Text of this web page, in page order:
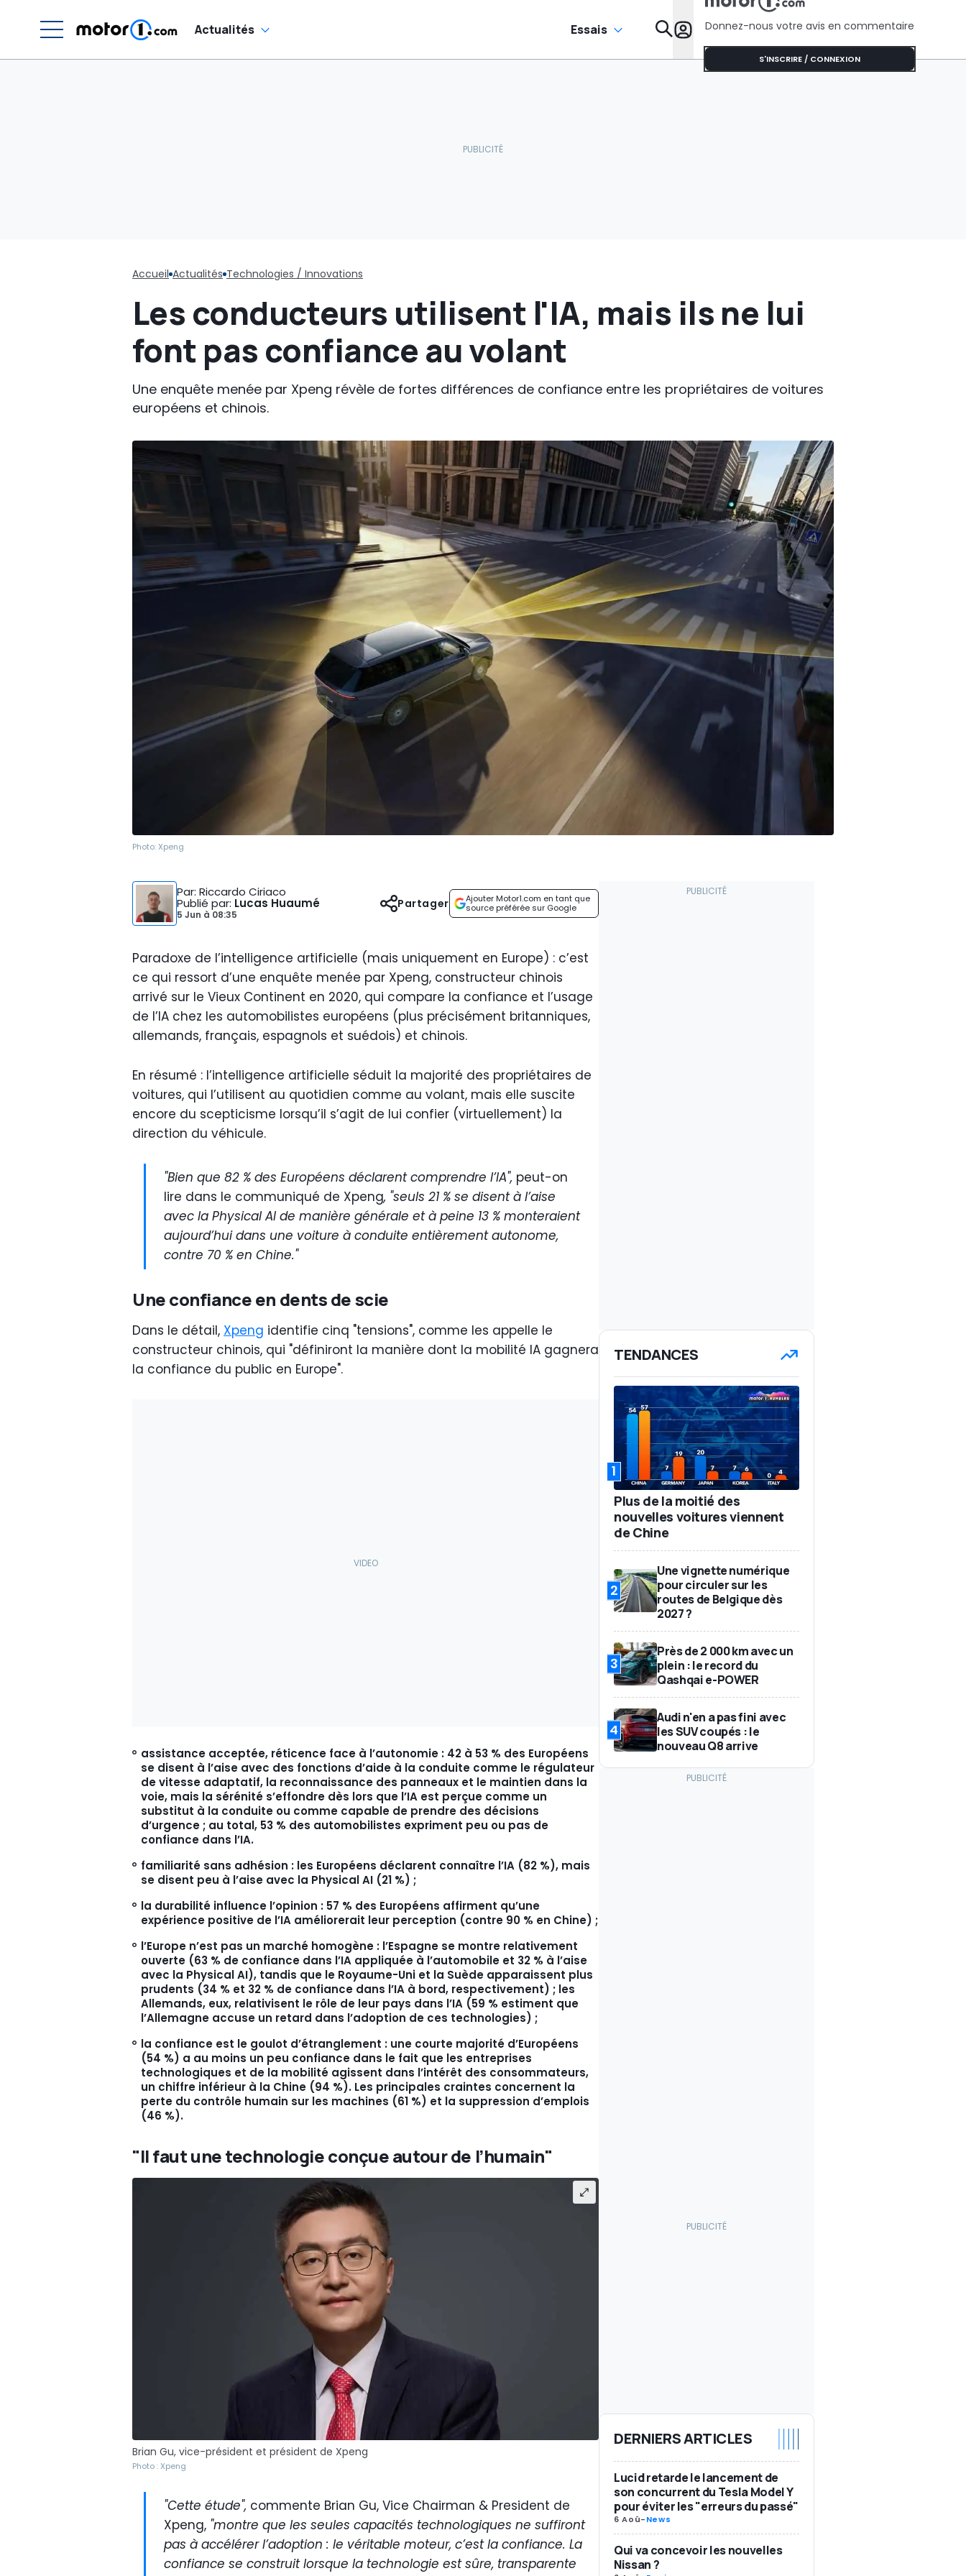
Actualités Essais Donnez-nous votre avis en commentaire
S'INSCRIRE / CONNEXION
Accueil Actualités Technologies / Innovations
Les conducteurs utilisent l'IA, mais ils ne lui
font pas confiance au volant
Une enquête menée par Xpeng révèle de fortes différences de confiance entre les propriétaires de voitures
européens et chinois.
Photo:Xpeng
Par: Riccardo Ciriaco
Publié par: Lucas Huaumé
5 Jun à 08:35
Ajouter Motor1.com en tant que
source préférée sur Google
Partager
Paradoxe de l’intelligence artificielle (mais uniquement en Europe) : c’est
ce qui ressort d’une enquête menée par Xpeng, constructeur chinois
arrivé sur le Vieux Continent en 2020, qui compare la confiance et l’usage
de l’IA chez les automobilistes européens (plus précisément britanniques,
allemands, français, espagnols et suédois) et chinois.
En résumé : l’intelligence artificielle séduit la majorité des propriétaires de
voitures, qui l’utilisent au quotidien comme au volant, mais elle suscite
encore du scepticisme lorsqu’il s’agit de lui confier (virtuellement) la
direction du véhicule.
"Bien que 82 % des Européens déclarent comprendre l’IA", peut-on
lire dans le communiqué de Xpeng, "seuls 21 % se disent à l’aise
avec la Physical AI de manière générale et à peine 13 % monteraient
aujourd’hui dans une voiture à conduite entièrement autonome,
contre 70 % en Chine."
Une confiance en dents de scie
Dans le détail, Xpeng identifie cinq "tensions", comme les appelle le
constructeur chinois, qui "définiront la manière dont la mobilité IA gagnera
la confiance du public en Europe".
assistance acceptée, réticence face à l’autonomie : 42 à 53 % des Européens
se disent à l’aise avec des fonctions d’aide à la conduite comme le régulateur
de vitesse adaptatif, la reconnaissance des panneaux et le maintien dans la
voie, mais la sérénité s’effondre dès lors que l’IA est perçue comme un
substitut à la conduite ou comme capable de prendre des décisions
d’urgence ; au total, 53 % des automobilistes expriment peu ou pas de
confiance dans l’IA.
familiarité sans adhésion : les Européens déclarent connaître l’IA (82 %), mais
se disent peu à l’aise avec la Physical AI (21 %) ;
la durabilité influence l’opinion : 57 % des Européens affirment qu’une
expérience positive de l’IA améliorerait leur perception (contre 90 % en Chine) ;
l’Europe n’est pas un marché homogène : l’Espagne se montre relativement
ouverte (63 % de confiance dans l’IA appliquée à l’automobile et 32 % à l’aise
avec la Physical AI), tandis que le Royaume-Uni et la Suède apparaissent plus
prudents (34 % et 32 % de confiance dans l’IA à bord, respectivement) ; les
Allemands, eux, relativisent le rôle de leur pays dans l’IA (59 % estiment que
l’Allemagne accuse un retard dans l’adoption de ces technologies) ;
la confiance est le goulot d’étranglement : une courte majorité d’Européens
(54 %) a au moins un peu confiance dans le fait que les entreprises
technologiques et de la mobilité agissent dans l’intérêt des consommateurs,
un chiffre inférieur à la Chine (94 %). Les principales craintes concernent la
perte du contrôle humain sur les machines (61 %) et la suppression d’emplois
(46 %).
"Il faut une technologie conçue autour de l’humain"
Brian Gu, vice-président et président de Xpeng
Photo : Xpeng
"Cette étude", commente Brian Gu, Vice Chairman & President de
Xpeng, "montre que les seules capacités technologiques ne suffiront
pas à accélérer l’adoption : le véritable moteur, c’est la confiance. La
confiance se construit lorsque la technologie est sûre, transparente
TENDANCES
1
Plus de la moitié des
nouvelles voitures viennent
de Chine
2
Une vignette numérique
pour circuler sur les
routes de Belgique dès
2027 ?
3
Près de 2 000 km avec un
plein : le record du
Qashqai e-POWER
4
Audi n'en a pas fini avec
les SUV coupés : le
nouveau Q8 arrive
DERNIERS ARTICLES
Lucid retarde le lancement de
son concurrent du Tesla Model Y
pour éviter les "erreurs du passé"
6 Aoû-News
Qui va concevoir les nouvelles
Nissan ?